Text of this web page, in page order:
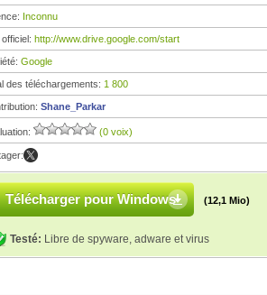
Inconnu
http://www.drive.google.com/start
Google
des téléchargements: 1 800
Shane_Parkar
(0 voix)
Télécharger pour Windows (12,1 Mio)
Testé: Libre de spyware, adware et virus